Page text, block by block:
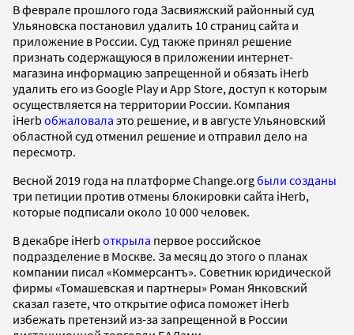
В феврале прошлого года Засвияжский районный суд
Ульяновска постановил удалить 10 страниц сайта и
приложение в России. Суд также принял решение
признать содержащуюся в приложении интернет-
магазина информацию запрещенной и обязать iHerb
удалить его из Google Play и App Store, доступ к которым
осуществляется на территории России. Компания
iHerb обжаловала это решение, и в августе Ульяновский
областной суд отменил решение и отправил дело на
пересмотр.
Весной 2019 года на платформе Change.orgбыли созданы
три петиции против отмены блокировки сайта iHerb,
которые подписали около 10 000 человек.
В декабре iHerb открыла первое российское
подразделение в Москве. За месяц до этого о планах
компании писал «Коммерсантъ». Советник юридической
фирмы «Томашевская и партнеры» Роман Янковский
сказал газете, что открытие офиса поможет iHerb
избежать претензий из-за запрещенной в России